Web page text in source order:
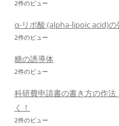
2件のビュー
α-リポ酸 (alpha-lipoic acid)
2件のビュー
糖の誘導体
2件のビュー
科研費申請書の書き方の作
く！
2件のビュー